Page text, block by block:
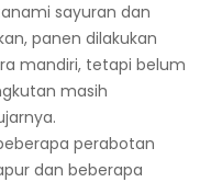
sayuran dan
panen dilakukan
mandiri, tetapi belum
masih
perabotan
dan beberapa